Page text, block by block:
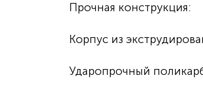
Прочная конструкция:
Корпус из
Ударопрочный